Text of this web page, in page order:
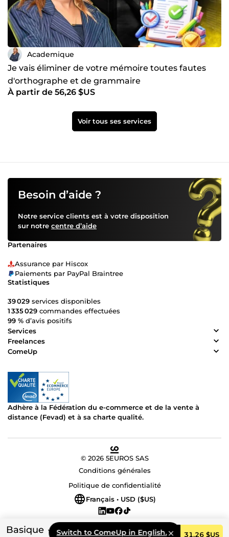
Basique Commander 31,26 $US
Academique
Je vais éliminer de votre mémoire toutes fautes
d'orthographe et de grammaire
À partir de 56,26 $US
Voir tous ses services
Switch to ComeUp in English.
Besoin d’aide ?
Notre service clients est à votre disposition
sur notre centre d’aide
Partenaires
Assurance par Hiscox
Paiements par PayPal Braintree
Statistiques
39 029 services disponibles
1 335 029 commandes effectuées
99 % d’avis positifs
Services
Freelances
ComeUp
Adhère à la Fédération du e-commerce et de la vente à
distance (Fevad) et à sa charte qualité.
© 2026 5EUROS SAS
Conditions générales
Politique de confidentialité
Français • USD ($US)